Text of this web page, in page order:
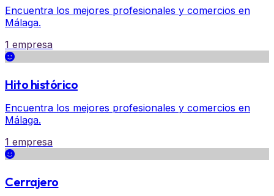
Encuentra los mejores profesionales y comercios en
Málaga.
1 empresa
Hito histórico
Encuentra los mejores profesionales y comercios en
Málaga.
1 empresa
Cerrajero